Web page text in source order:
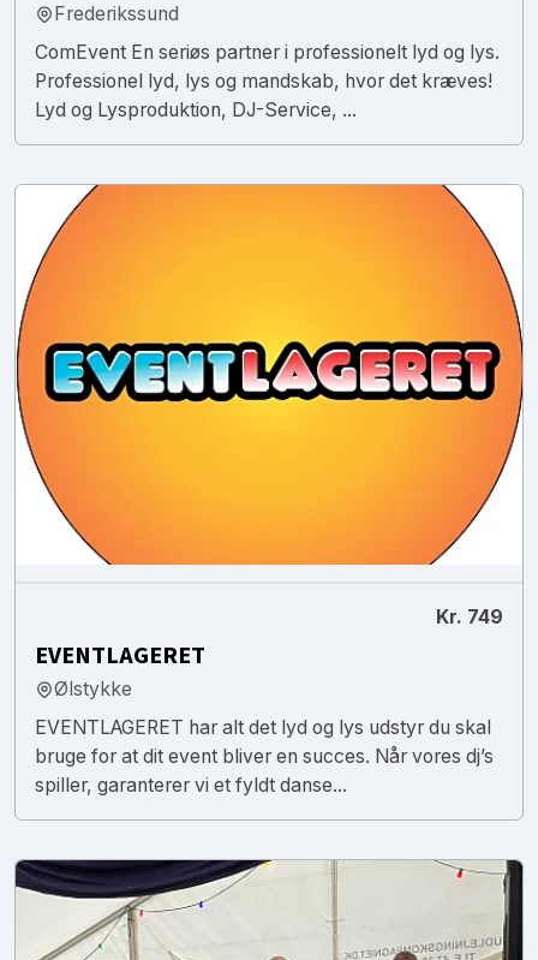
Frederikssund
ComEvent En seriøs partner i professionelt lyd og lys.
Professionel lyd, lys og mandskab, hvor det kræves!
Lyd og Lysproduktion, DJ-Service, ...
Kr. 749
EVENTLAGERET
Ølstykke
EVENTLAGERET har alt det lyd og lys udstyr du skal
bruge for at dit event bliver en succes. Når vores dj’s
spiller, garanterer vi et fyldt danse...